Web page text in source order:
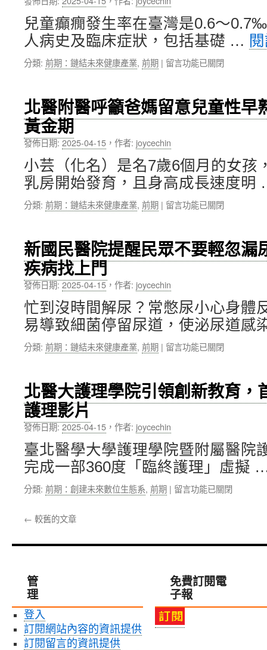
醒
戒
菸
是
鍵〉
健
醫
學
部
師
治
療
復〉
中
治
療
免
開
刀，
北
醫
為
心
管
肺
動
脈
置
執
行
之
一〉
中
兒童癲癇發生率在臺灣是0.6～
人病史及臨床症狀，包括基礎 …
分類: 前期：鏈結未來健康產業, 前期 | 在
附
醫
以
童
癲
癇
團
隊
精
療，
助
病
重
回
正
常
活〉
留言功能已關閉
北醫附醫呼籲爸媽留意兒童性早
黃金期
發佈日期:2025-04-15 ， 作者: joycechin
小芸（化名）是名7歲6個月的女孩
乳房開始發育，且身高成長速度
分類: 前期：鏈結未來健康產業, 前期 | 在
附
醫
呼
爸
媽
留
意
童
熟，
及
時
握
治
療
黃
期〉
留言功能已關閉
新國民醫院提醒民眾不要輕忽漏
疾病找上門
發佈日期:2025-04-15， 作者: joycechin
忙到沒時間解尿？常憋尿小心身體
易導致細菌停留尿道，使泌尿道
分類: 前期：鏈結未來健康產業, 前期 | 在
民
醫
院
醒
民
眾
不
要
輕
題，
心
腎
臟
疾
病
留言功能已關閉
北醫大護理學院引領創新教育，
護理影片
發佈日期:2025-04-15 ， 作者: joycechin
臺北醫學大學護理學院暨附屬醫院
完成一部360度「臨終護理」虛擬
分類: 前期：創建未來數位生態系, 前期 | 在
理
引
領
創
新
教
留言功能已關閉
← 較舊的文章
管
理
登入
訂閱網站內容的資訊提供
訂閱留言的資訊提供
免費訂閱電
子報